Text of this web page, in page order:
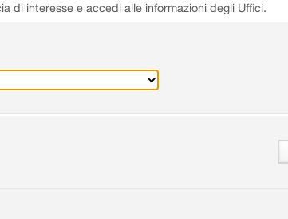
di interesse e accedi alle informazioni degli Uffici.